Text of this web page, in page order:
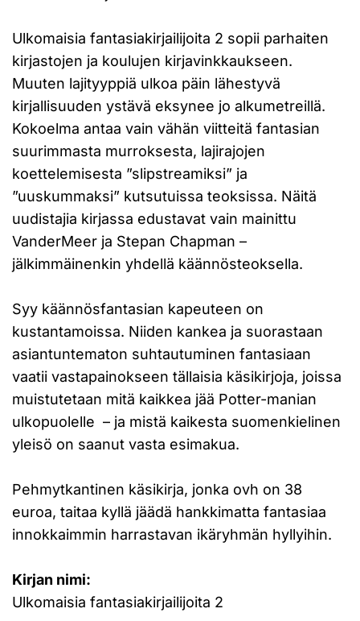
Ulkomaisia fantasiakirjailijoita 2 sopii parhaiten
kirjastojen ja koulujen kirjavinkkaukseen.
Muuten lajityyppiä ulkoa päin lähestyvä
kirjallisuuden ystävä eksynee jo alkumetreillä.
Kokoelma antaa vain vähän viitteitä fantasian
suurimmasta murroksesta, lajirajojen
koettelemisesta ”slipstreamiksi” ja
”uuskummaksi” kutsutuissa teoksissa. Näitä
uudistajia kirjassa edustavat vain mainittu
VanderMeer ja Stepan Chapman –
jälkimmäinenkin yhdellä käännösteoksella.
Syy käännösfantasian kapeuteen on
kustantamoissa. Niiden kankea ja suorastaan
asiantuntematon suhtautuminen fantasiaan
vaatii vastapainokseen tällaisia käsikirjoja, joissa
muistutetaan mitä kaikkea jää Potter-manian
ulkopuolelle – ja mistä kaikesta suomenkielinen
yleisö on saanut vasta esimakua.
Pehmytkantinen käsikirja, jonka ovh on 38
euroa, taitaa kyllä jäädä hankkimatta fantasiaa
innokkaimmin harrastavan ikäryhmän hyllyihin.
Kirjan nimi:
Ulkomaisia fantasiakirjailijoita 2